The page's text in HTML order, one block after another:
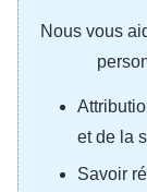
Nous vous
et de la
Savoir